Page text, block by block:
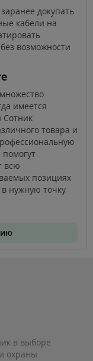
докупать
кабели на
возможности
имеется
Сотник
товара и
всю
позициях
нужную точку
в выборе
охраны